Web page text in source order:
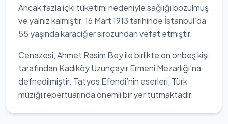
Ancak fazla içki tüketimi nedeniyle sağlığı bozulmuş
ve yalnız kalmıştır. 16 Mart 1913 tarihinde İstanbul’da
55 yaşında karaciğer sirozundan vefat etmiştir.
Cenazesi, Ahmet Rasim Bey ile birlikte on onbeş kişi
tarafından Kadıköy Uzunçayır Ermeni Mezarlığı’na
defnedilmiştir. Tatyos Efendi’nin eserleri, Türk
müziği repertuarında önemli bir yer tutmaktadır.